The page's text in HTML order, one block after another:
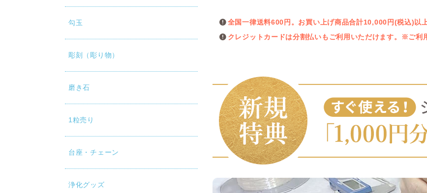
勾玉
彫刻（彫り物）
磨き石
1粒売り
台座・チェーン
浄化グッズ
全国一律送料600円。お買い上げ商品合計10,000円(税込)以
クレジットカードは分割払いもご利用いただけます。※ご利